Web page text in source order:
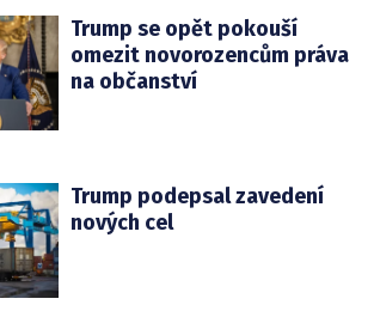
Trump se opět pokouší
omezit novorozencům práva
na občanství
Trump podepsal zavedení
nových cel